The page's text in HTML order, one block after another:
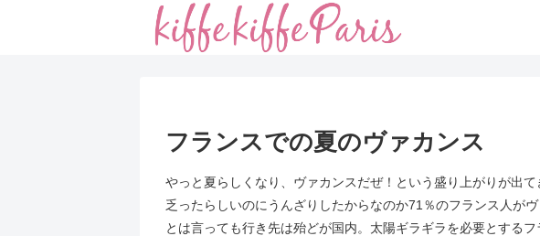
フランスでの夏のヴァカンス
やっと夏らしくなり、ヴァカンスだぜ！という盛り上がりが出
乏ったらしいのにうんざりしたからなのか71％のフランス人がヴ
とは言っても行き先は殆どが国内。太陽ギラギラを必要とする